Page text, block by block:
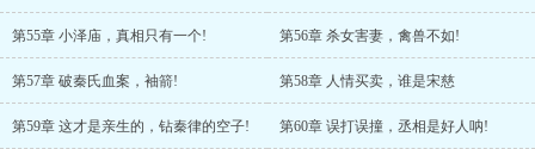
第55章 小泽庙，真相只有一个! 第56章 杀女害妻，禽兽不如!
第57章 破秦氏血案，袖箭! 第58章 人情买卖，谁是宋慈
第59章 这才是亲生的，钻秦律的空子! 第60章 误打误撞，丞相是好人呐!